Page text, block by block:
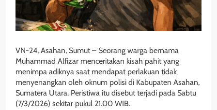
VN-24, Asahan, Sumut – Seorang warga bernama
Muhammad Alfizar menceritakan kisah pahit yang
menimpa adiknya saat mendapat perlakuan tidak
menyenangkan oleh oknum polisi di Kabupaten Asahan,
Sumatera Utara. Peristiwa itu disebut terjadi pada Sabtu
(7/3/2026) sekitar pukul 21.00 WIB.